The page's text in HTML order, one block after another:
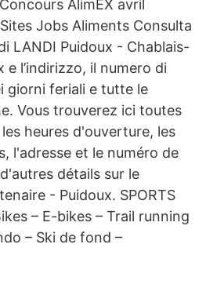
AlimEX avril
Jobs Aliments Consulta
LANDI Puidoux - Chablais-
e l’indirizzo, il numero di
giorni feriali e tutte le
Vous trouverez ici toutes
heures d'ouverture, les
l'adresse et le numéro de
détails sur le
- Puidoux. SPORTS
– E-bikes – Trail running
– Ski de fond –